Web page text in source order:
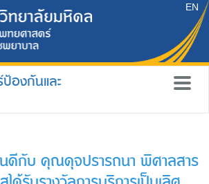
EN
ป้องกันและ
ดีกับ คุณดุจปรารถนา พิศาลสาร